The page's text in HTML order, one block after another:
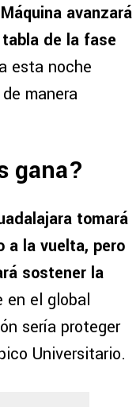
avanzará
de la fase
esta noche
manera
gana?
tomará
a la vuelta, pero
sostener la
en el global
sería proteger
Universitario.